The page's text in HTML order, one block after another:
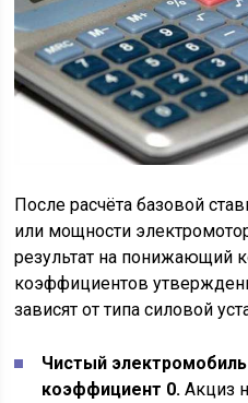
После расчёта базовой
или мощности
результат на понижающий
коэффициентов
зависят от типа силовой
Чистый
коэффициент 0. Акциз